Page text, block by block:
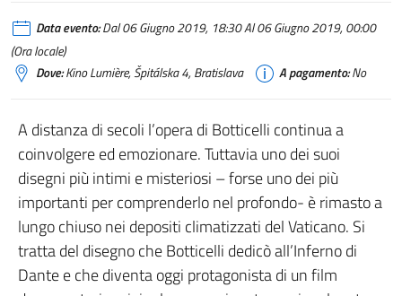
Data evento:Dal 06 Giugno 2019, 18:30 Al 06 Giugno 2019, 00:00
(Ora locale)
Dove:Kino Lumière, Špitálska 4, Bratislava A pagamento:No
A distanza di secoli l’opera di Botticelli continua a
coinvolgere ed emozionare. Tuttavia uno dei suoi
disegni più intimi e misteriosi – forse uno dei più
importanti per comprenderlo nel profondo- è rimasto a
lungo chiuso nei depositi climatizzati del Vaticano. Si
tratta del disegno che Botticelli dedicò all’Inferno di
Dante e che diventa oggi protagonista di un film